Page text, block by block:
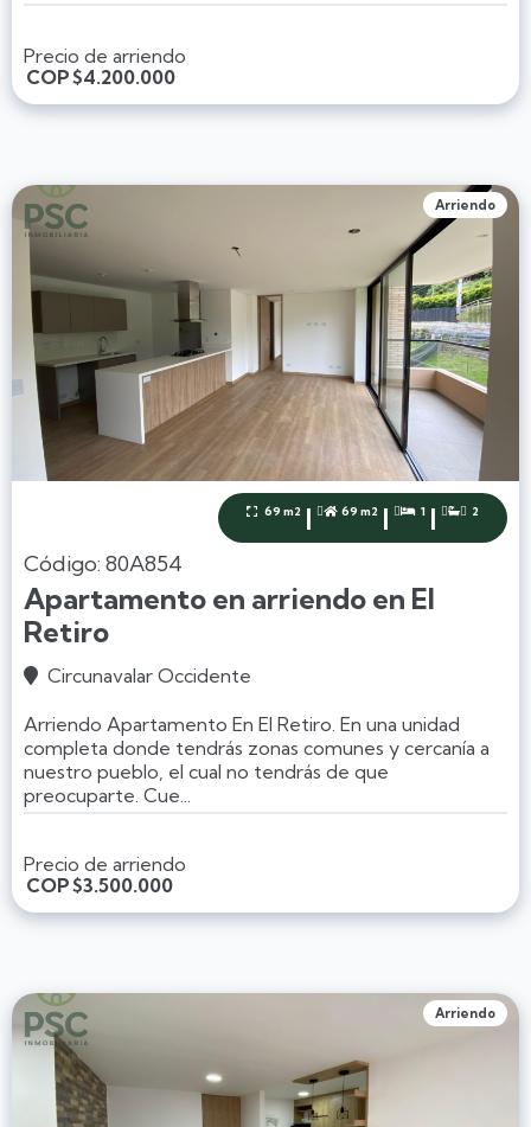
Precio de arriendo
COP$4.200.000
Arriendo
 69 m2 |  69 m2 |  1 |  2
Código: 80A854
Apartamento en arriendo en El
Retiro
 Circunavalar Occidente
Arriendo Apartamento En El Retiro. En una unidad
completa donde tendrás zonas comunes y cercanía a
nuestro pueblo, el cual no tendrás de que
preocuparte. Cue...
Precio de arriendo
COP$3.500.000
Arriendo